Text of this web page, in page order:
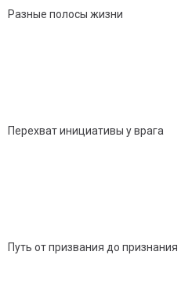
Разные полосы жизни
Перехват инициативы у врага
Путь от призвания до признания